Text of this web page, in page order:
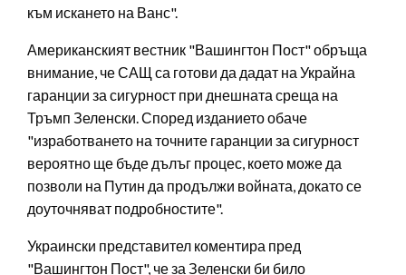
към искането на Ванс".
Американският вестник "Вашингтон Пост" обръща
внимание, че САЩ са готови да дадат на Украйна
гаранции за сигурност при днешната среща на
Тръмп Зеленски. Според изданието обаче
"изработването на точните гаранции за сигурност
вероятно ще бъде дълъг процес, което може да
позволи на Путин да продължи войната, докато се
доуточняват подробностите".
Украински представител коментира пред
"Вашингтон Пост", че за Зеленски би било